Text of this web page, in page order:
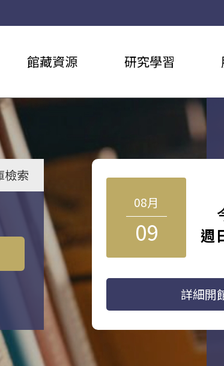
館藏資源 研究學習
檢索
08月
09 週
詳細開